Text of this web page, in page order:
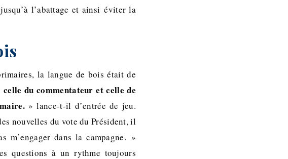
l’abattage et ainsi éviter la
la langue de bois était de
du commentateur et celle de
» lance-t-il d’entrée de jeu.
nouvelles du vote du Président, il
dans la campagne. »
questions à un rythme toujours